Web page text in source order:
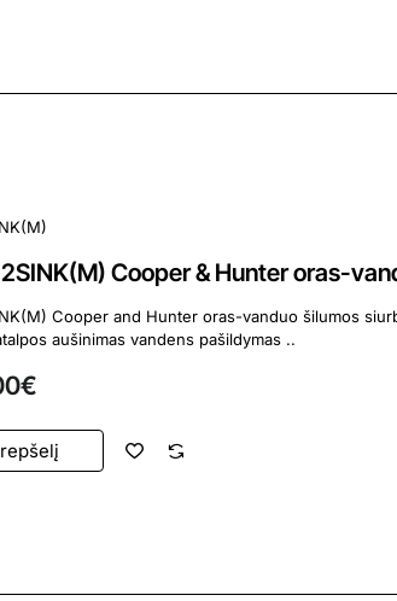
Cooper & Hunter oras-
Cooper and Hunter oras-vanduo šilumos siurblys Funkcijos ir privalumai:
šildymas patalpos aušinimas vandens pašildymas ..